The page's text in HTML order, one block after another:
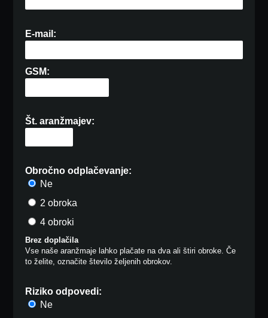
E-mail:
GSM:
Št. aranžmajev:
Obročno odplačevanje:
Ne
2 obroka
4 obroki
Brez doplačila
Vse naše aranžmaje lahko plačate na dva ali štiri obroke. Če
to želite, označite število željenih obrokov.
Riziko odpovedi:
Ne